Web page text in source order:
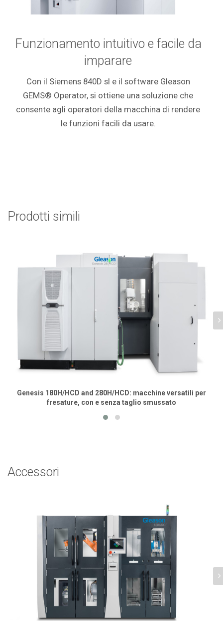
Funzionamento intuitivo e facile da
imparare
Con il Siemens 840D sl e il software Gleason
GEMS® Operator, si ottiene una soluzione che
consente agli operatori della macchina di rendere
le funzioni facili da usare.
Prodotti simili
Genesis 180H/HCD and 280H/HCD: macchine versatili per
fresature, con e senza taglio smussato
Accessori